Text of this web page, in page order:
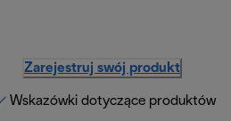
Zarejestruj swój produkt
Wskazówki dotyczące produktów